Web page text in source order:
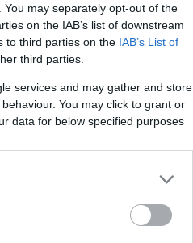
may separately opt-out of the
on the IAB’s list of downstream
to third parties on the IAB’s List of
third parties.
services and may gather and store
You may click to grant or
data for below specified purposes